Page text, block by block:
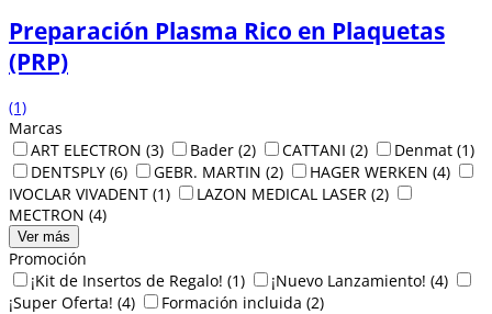
Preparación Plasma Rico en Plaquetas
(PRP)
(1)
Marcas
ART ELECTRON (3) Bader (2) CATTANI (2) Denmat (1)
DENTSPLY (6) GEBR. MARTIN (2) HAGER WERKEN (4)
IVOCLAR VIVADENT (1) LAZON MEDICAL LASER (2)
MECTRON (4)
Ver más
Promoción
¡Kit de Insertos de Regalo! (1) ¡Nuevo Lanzamiento! (4)
¡Super Oferta! (4) Formación incluida (2)